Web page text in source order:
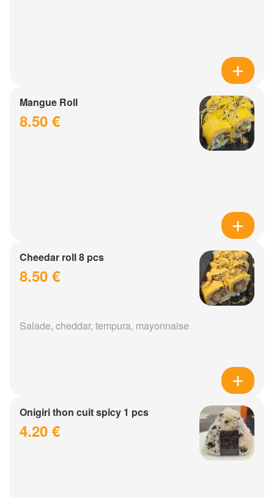
Mangue Roll
8.50 €
Cheedar roll 8 pcs
8.50 €
Salade, cheddar, tempura, mayonnaise
Onigiri thon cuit spicy 1 pcs
4.20 €